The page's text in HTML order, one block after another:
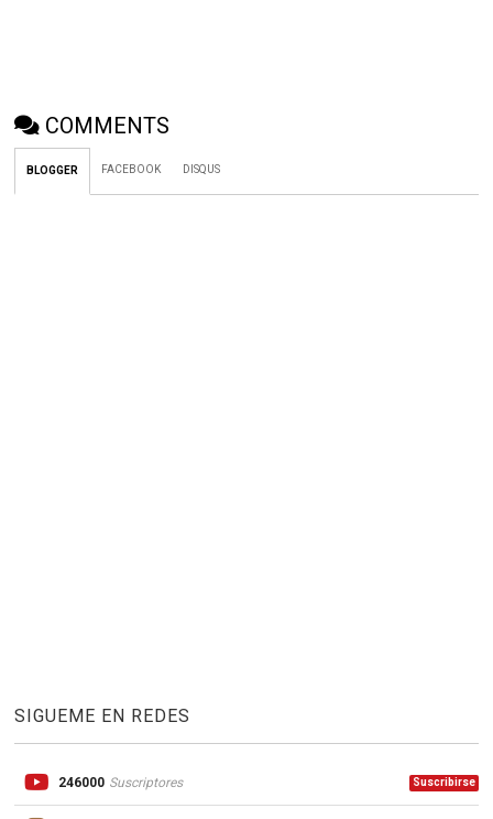
COMMENTS
BLOGGER FACEBOOK DISQUS
SIGUEME EN REDES
246000 Suscriptores Suscribirse